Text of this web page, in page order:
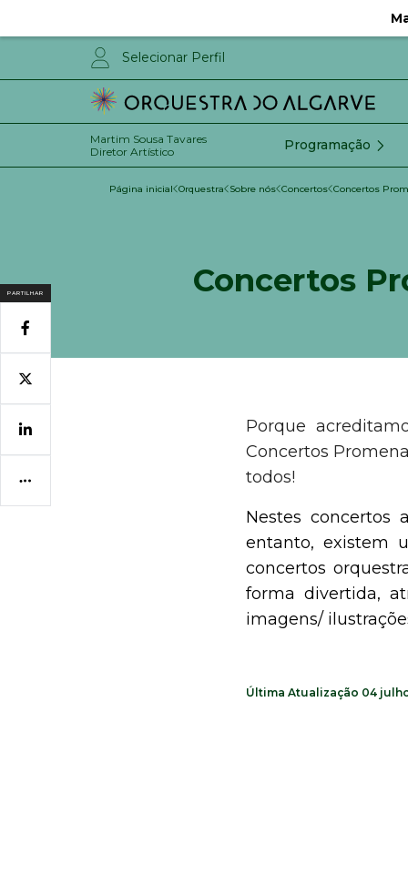
Selecionar Perfil
Martim Sousa Tavares
Diretor Artístico
Programação
Página inicial Orquestra Sobre nós Concertos Concertos
Concertos
Porque
Concertos
todos!
Nestes concertos
entanto, existem
concertos
forma divertida,
imagens/
Última Atualização 04
PARTILHAR